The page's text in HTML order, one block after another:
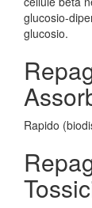
glucosio-
glucosio.
Rapido